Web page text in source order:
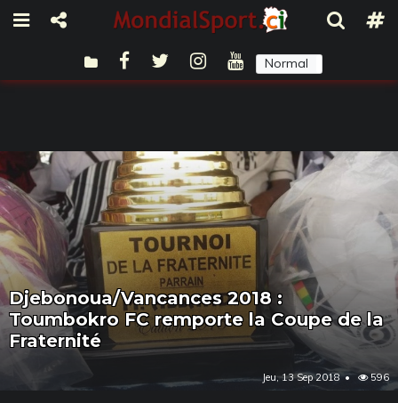
Normal
Djebonoua/Vancances 2018 :
Toumbokro FC remporte la Coupe de la
Fraternité
Jeu, 13 Sep 2018 596